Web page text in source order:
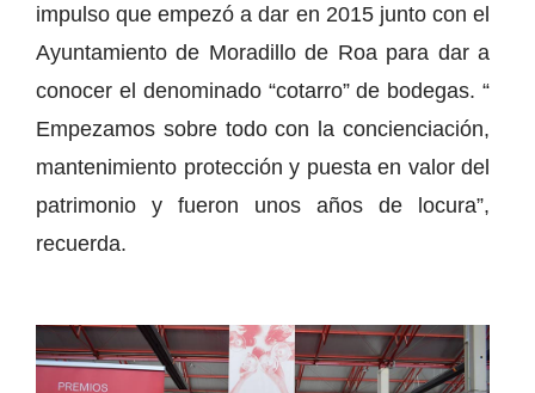
impulso que empezó a dar en 2015 junto con el
Ayuntamiento de Moradillo de Roa para dar a
conocer el denominado “cotarro” de bodegas. “
Empezamos sobre todo con la concienciación,
mantenimiento protección y puesta en valor del
patrimonio y fueron unos años de locura”,
recuerda.